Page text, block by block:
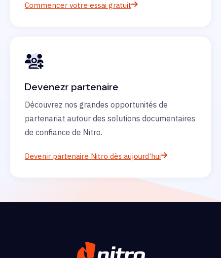
Commencer votre essai gratuit
Devenezr partenaire
Découvrez nos grandes opportunités de
partenariat autour des solutions documentaires
de confiance de Nitro.
Devenir partenaire Nitro dès aujourd'hui